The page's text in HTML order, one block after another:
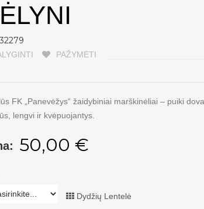
PAŽYMĖTI
FK „Panevėžys“ žaidybiniai marškinėliai – puiki
lengvi ir kvėpuojantys.
50,00 €
Dydžių Lentelė